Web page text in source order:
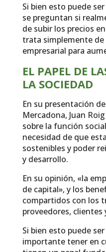
Si bien esto puede
se preguntan si
de subir los precios
trata simplemente
empresarial para
EL PAPEL DE
LA SOCIEDAD
En su presentación
Mercadona, Juan
sobre la función
necesidad de que
sostenibles y poder
y desarrollo.
En su opinión, «la
de capital», y los
compartidos con los
proveedores, clientes
Si bien esto puede
importante tener en